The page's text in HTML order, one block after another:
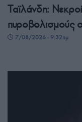
Ταϊλάνδη:
πυροβολισμούς
7/08/2026 - 9:32πμ